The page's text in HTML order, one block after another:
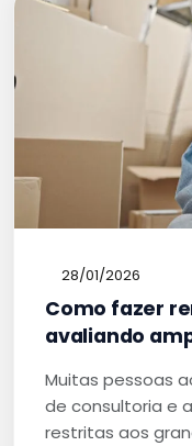
28/01/2026
Como fazer
avaliando
Muitas pessoas
de consultoria e
restritas aos